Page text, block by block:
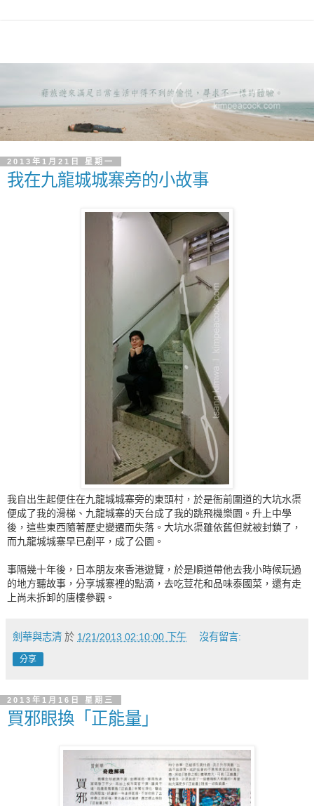
2013年1月21日 星期一
我在九龍城城寨旁的小故事
我自出生起便住在九龍城城寨旁的東頭村，於是衙前圍道的大坑水渠
便成了我的滑梯、九龍城寨的天台成了我的跳飛機樂園。升上中學
後，這些東西隨著歷史變遷而失落。大坑水渠雖依舊但就被封鎖了，
而九龍城城寨早已剷平，成了公園。
事隔幾十年後，日本朋友來香港遊覽，於是順道帶他去我小時候玩過
的地方聽故事，分享城寨裡的點滴，去吃荳花和品味泰國菜，還有走
上尚未拆卸的唐樓參觀。
劍華與志清 於 1/21/2013 02:10:00 下午 沒有留言:
分享
2013年1月16日 星期三
買邪眼換「正能量」